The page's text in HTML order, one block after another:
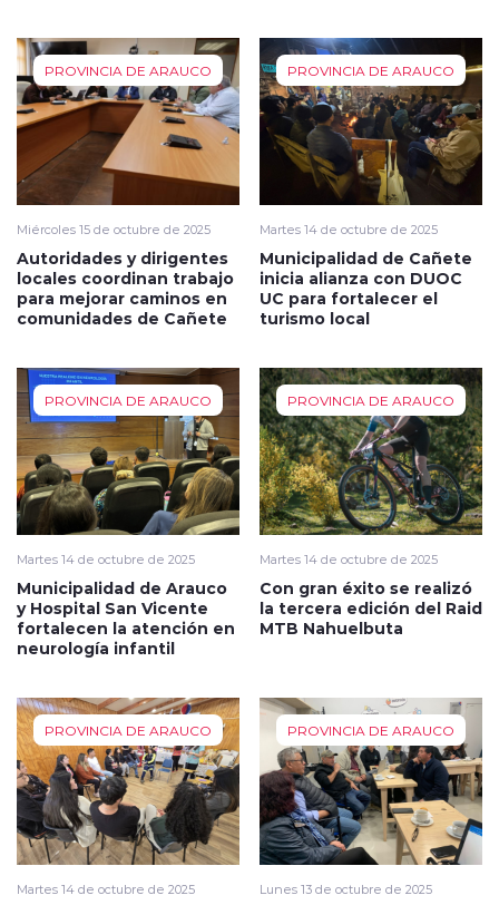
PROVINCIA DE ARAUCO
Miércoles 15 de octubre de 2025
Autoridades y dirigentes
locales coordinan trabajo
para mejorar caminos en
comunidades de Cañete
PROVINCIA DE ARAUCO
Martes 14 de octubre de 2025
Municipalidad de Cañete
inicia alianza con DUOC
UC para fortalecer el
turismo local
PROVINCIA DE ARAUCO
Martes 14 de octubre de 2025
Municipalidad de Arauco
y Hospital San Vicente
fortalecen la atención en
neurología infantil
PROVINCIA DE ARAUCO
Martes 14 de octubre de 2025
Con gran éxito se realizó
la tercera edición del Raid
MTB Nahuelbuta
PROVINCIA DE ARAUCO
Martes 14 de octubre de 2025
PROVINCIA DE ARAUCO
Lunes 13 de octubre de 2025